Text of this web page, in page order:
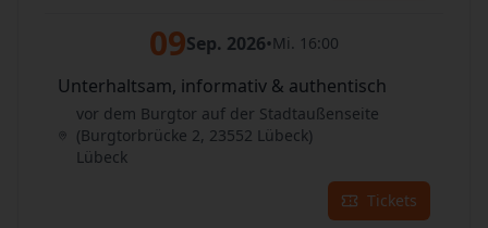
09Sep. 2026•Mi. 16:00
Unterhaltsam, informativ & authentisch
vor dem Burgtor auf der Stadtaußenseite
(Burgtorbrücke 2, 23552 Lübeck)
Lübeck
Tickets